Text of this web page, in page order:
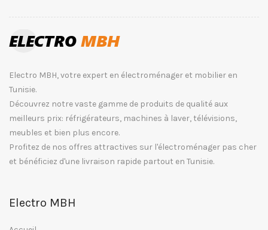
Electro MBH, votre expert en électroménager et mobilier en
Tunisie.
Découvrez notre vaste gamme de produits de qualité aux
meilleurs prix: réfrigérateurs, machines à laver, télévisions,
meubles et bien plus encore.
Profitez de nos offres attractives sur l'électroménager pas cher
et bénéficiez d'une livraison rapide partout en Tunisie.
Electro MBH